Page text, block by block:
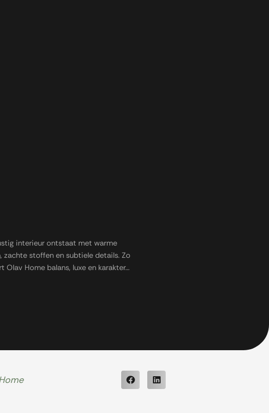
interieur ontstaat met warme
zachte stoffen en subtiele details. Zo
Olav Home balans, luxe en karakter…